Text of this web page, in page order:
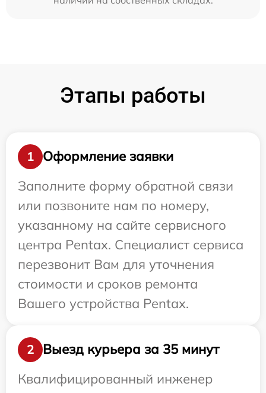
Этапы работы
1
Оформление заявки
Заполните форму обратной связи
или позвоните нам по номеру,
указанному на сайте сервисного
центра Pentax. Специалист сервиса
перезвонит Вам для уточнения
стоимости и сроков ремонта
Вашего устройства Pentax.
2
Выезд курьера за 35 минут
Квалифицированный инженер